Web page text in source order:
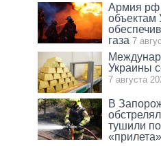
Армия рф
объектам
газа 7
Украины
7 августа
В
тушили
«прилета»